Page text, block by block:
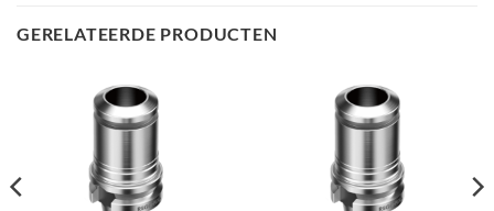
GERELATEERDE PRODUCTEN